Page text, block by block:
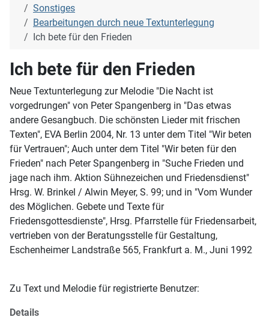
Sonstiges
Bearbeitungen durch neue Textunterlegung
Ich bete für den Frieden
Ich bete für den Frieden
Neue Textunterlegung zur Melodie "Die Nacht ist
vorgedrungen" von Peter Spangenberg in "Das etwas
andere Gesangbuch. Die schönsten Lieder mit frischen
Texten", EVA Berlin 2004, Nr. 13 unter dem Titel "Wir beten
für Vertrauen"; Auch unter dem Titel "Wir beten für den
Frieden" nach Peter Spangenberg in "Suche Frieden und
jage nach ihm. Aktion Sühnezeichen und Friedensdienst"
Hrsg. W. Brinkel / Alwin Meyer, S. 99; und in "Vom Wunder
des Möglichen. Gebete und Texte für
Friedensgottesdienste", Hrsg. Pfarrstelle für Friedensarbeit,
vertrieben von der Beratungsstelle für Gestaltung,
Eschenheimer Landstraße 565, Frankfurt a. M., Juni 1992
Zu Text und Melodie für registrierte Benutzer:
Details